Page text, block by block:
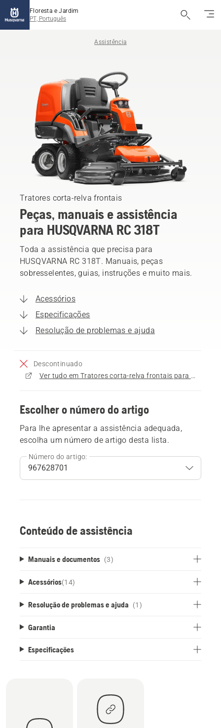
Floresta e Jardim
PT, Português
Assistência
Tratores corta-relva frontais
Peças, manuais e assistência
para HUSQVARNA RC 318T
Toda a assistência que precisa para
HUSQVARNA RC 318T. Manuais, peças
sobresselentes, guias, instruções e muito mais.
Acessórios
Especificações
Resolução de problemas e ajuda
Descontinuado
Ver tudo em Tratores corta-relva frontais para venda
Escolher o número do artigo
Para lhe apresentar a assistência adequada,
escolha um número de artigo desta lista.
Número do artigo:
Conteúdo de assistência
Manuais e documentos (3)
Acessórios(14)
Resolução de problemas e ajuda (1)
Garantia
Especificações